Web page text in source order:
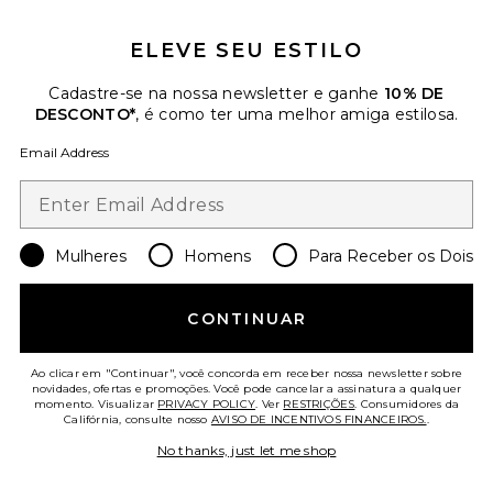
Favorite Nelly Top
ELEVE SEU ESTILO
Cadastre-se na nossa newsletter e ganhe 10% DE
DESCONTO*, é como ter uma melhor amiga estilosa.
Email Address
Mulheres Homens Para Receber os Dois
CONTINUAR
Ao clicar em "Continuar", você concorda em receber nossa newsletter sobre
novidades, ofertas e promoções. Você pode cancelar a assinatura a qualquer
momento. Visualizar PRIVACY POLICY. Ver RESTRIÇÕES. Consumidores da
Califórnia, consulte nosso AVISO DE INCENTIVOS FINANCEIROS..
No thanks, just let me shop